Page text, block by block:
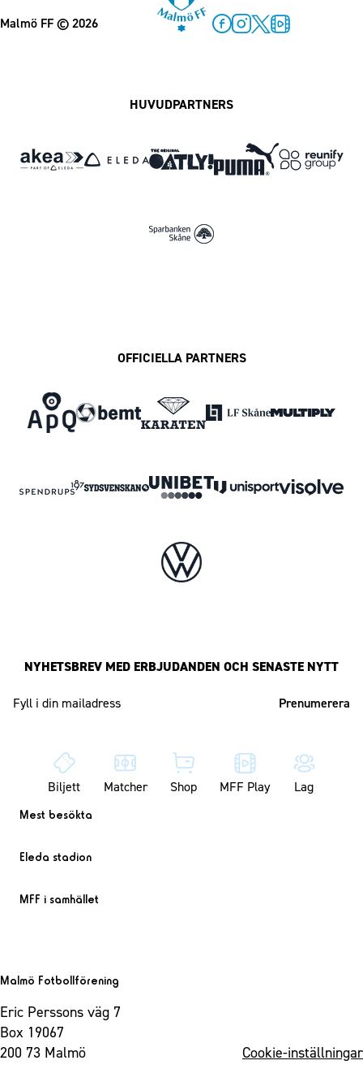
Malmö FF© 2026
HUVUDPARTNERS
OFFICIELLA PARTNERS
NYHETSBREV MED ERBJUDANDEN OCH SENASTE NYTT
Biljett Matcher Shop MFF Play Lag
Mest besökta
Eleda stadion
MFF i samhället
Malmö Fotbollförening
Eric Perssons väg 7
Box 19067
200 73 Malmö
Cookie-inställningar